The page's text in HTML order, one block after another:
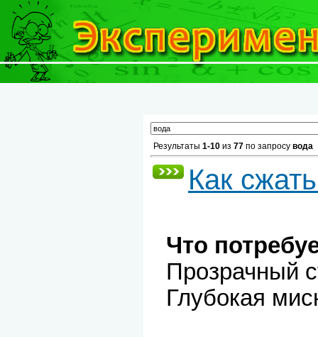
Результаты 1-10 из 77 по запросу вода
Как
Что
Прозрачный
Глубокая